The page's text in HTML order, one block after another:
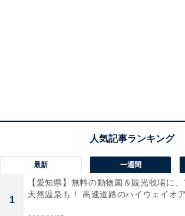
最新 一週間
1
【愛知県】無料の動物園＆観光牧場に
天然温泉も！ 高速道路のハイウェイオア